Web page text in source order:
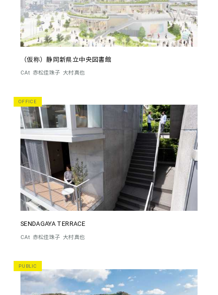
（仮称）静岡新県立中央図書館
CAt 赤松佳珠子 大村真也
OFFICE
SENDAGAYA TERRACE
CAt 赤松佳珠子 大村真也
PUBLIC